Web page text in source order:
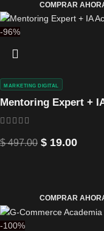
COMPRAR
-96%
Mentoring Expert +
MARKETING DIGITAL
$497.00 $ 19.00
COMPRAR
-100%